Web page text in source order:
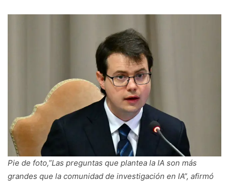
Pie de foto,”Las preguntas que plantea la IA son más
grandes que la comunidad de investigación en IA”, afirmó